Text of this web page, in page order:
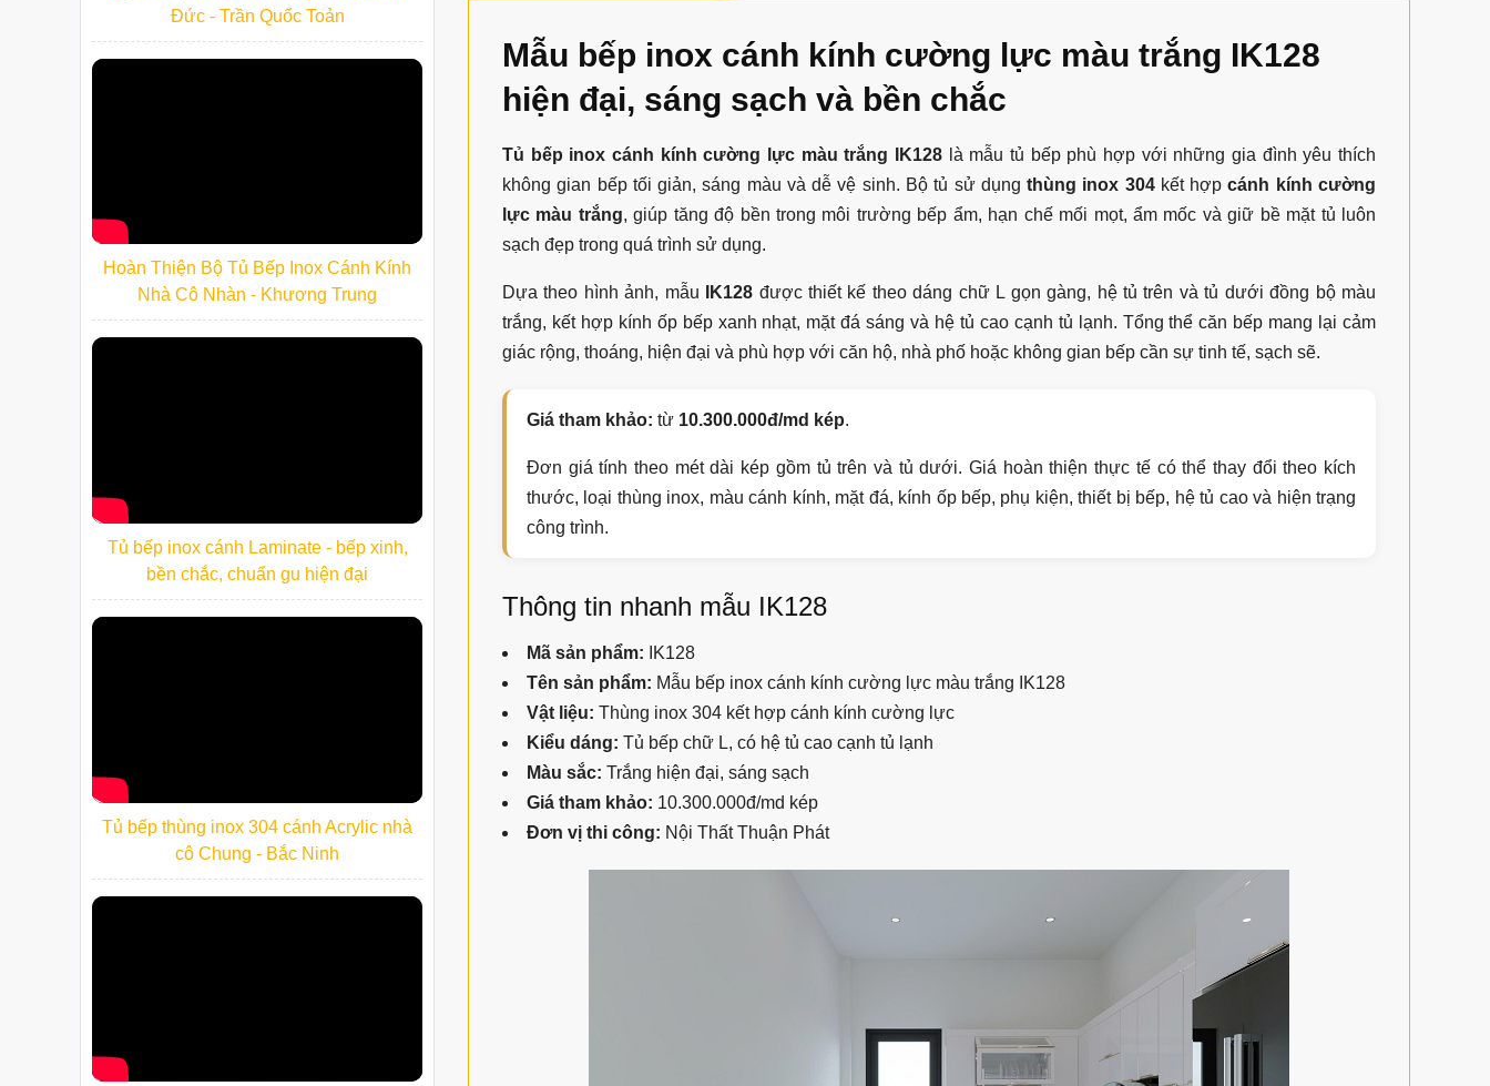
Mẫu bếp inox cánh kính cường lực màu trắng IK128
hiện đại, sáng sạch và bền chắc
Tủ bếp inox cánh kính cường lực màu trắng IK128 là mẫu tủ bếp phù hợp với những gia đình yêu thích
không gian bếp tối giản, sáng màu và dễ vệ sinh. Bộ tủ sử dụngthùng inox 304kết hợpcánh kính cường
lực màu trắng, giúp tăng độ bền trong môi trường bếp ẩm, hạn chế mối mọt, ẩm mốc và giữ bề mặt tủ luôn
sạch đẹp trong quá trình sử dụng.
Dựa theo hình ảnh, mẫu IK128 được thiết kế theo dáng chữ L gọn gàng, hệ tủ trên và tủ dưới đồng bộ màu
trắng, kết hợp kính ốp bếp xanh nhạt, mặt đá sáng và hệ tủ cao cạnh tủ lạnh. Tổng thể căn bếp mang lại cảm
giác rộng, thoáng, hiện đại và phù hợp với căn hộ, nhà phố hoặc không gian bếp cần sự tinh tế, sạch sẽ.
Giá tham khảo: từ 10.300.000đ/md kép.
Đơn giá tính theo mét dài kép gồm tủ trên và tủ dưới. Giá hoàn thiện thực tế có thể thay đổi theo kích
thước, loại thùng inox, màu cánh kính, mặt đá, kính ốp bếp, phụ kiện, thiết bị bếp, hệ tủ cao và hiện trạng
công trình.
Thông tin nhanh mẫu IK128
Mã sản phẩm: IK128
Tên sản phẩm: Mẫu bếp inox cánh kính cường lực màu trắng IK128
Vật liệu: Thùng inox 304 kết hợp cánh kính cường lực
Kiểu dáng: Tủ bếp chữ L, có hệ tủ cao cạnh tủ lạnh
Màu sắc: Trắng hiện đại, sáng sạch
Giá tham khảo: 10.300.000đ/md kép
Đơn vị thi công: Nội Thất Thuận Phát
Đức - Trần Quốc Toản
Hoàn Thiện Bộ Tủ Bếp Inox Cánh Kính
Nhà Cô Nhàn - Khương Trung
Tủ bếp inox cánh Laminate - bếp xinh,
bền chắc, chuẩn gu hiện đại
Tủ bếp thùng inox 304 cánh Acrylic nhà
cô Chung - Bắc Ninh